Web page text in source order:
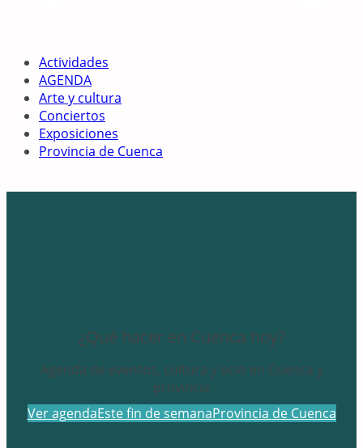
Actividades
AGENDA
Arte y cultura
Conciertos
Exposiciones
Provincia de Cuenca
¿Qué hacer en Cuenca hoy?
Agenda de eventos, cultura y ocio en Cuenca y
provincia
Ver agendaEste fin de semanaProvincia de Cuenca